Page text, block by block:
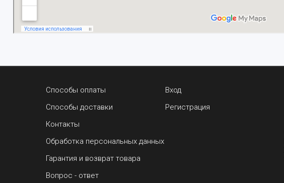
Способы оплаты
Способы доставки
Контакты
Обработка персональных данных
Гарантия и возврат товара
Вопрос - ответ
Вход
Регистрация